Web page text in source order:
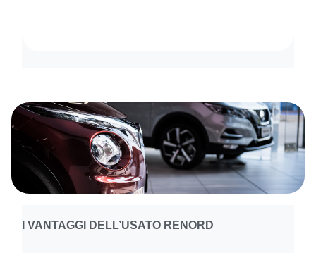
I VANTAGGI DELL’USATO RENORD